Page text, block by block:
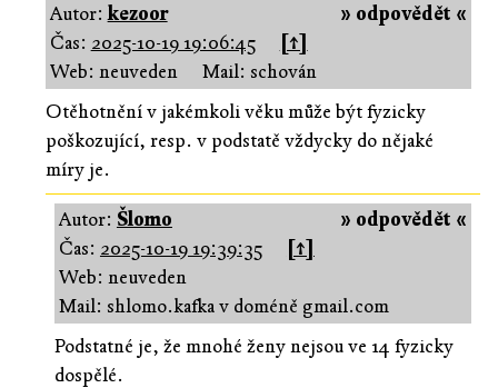
» odpovědět «
Autor:kezoor
Čas: 2025-10-19 19:06:45
[↑]
Web: neuveden
Mail: schován
Otěhotnění v jakémkoli věku může být fyzicky
poškozující, resp. v podstatě vždycky do nějaké
míry je.
» odpovědět «
Autor: Šlomo
Čas: 2025-10-19 19:39:35
[↑]
Web: neuveden
Mail: shlomo.kafka v doméně gmail.com
Podstatné je, že mnohé ženy nejsou ve 14 fyzicky
dospělé.